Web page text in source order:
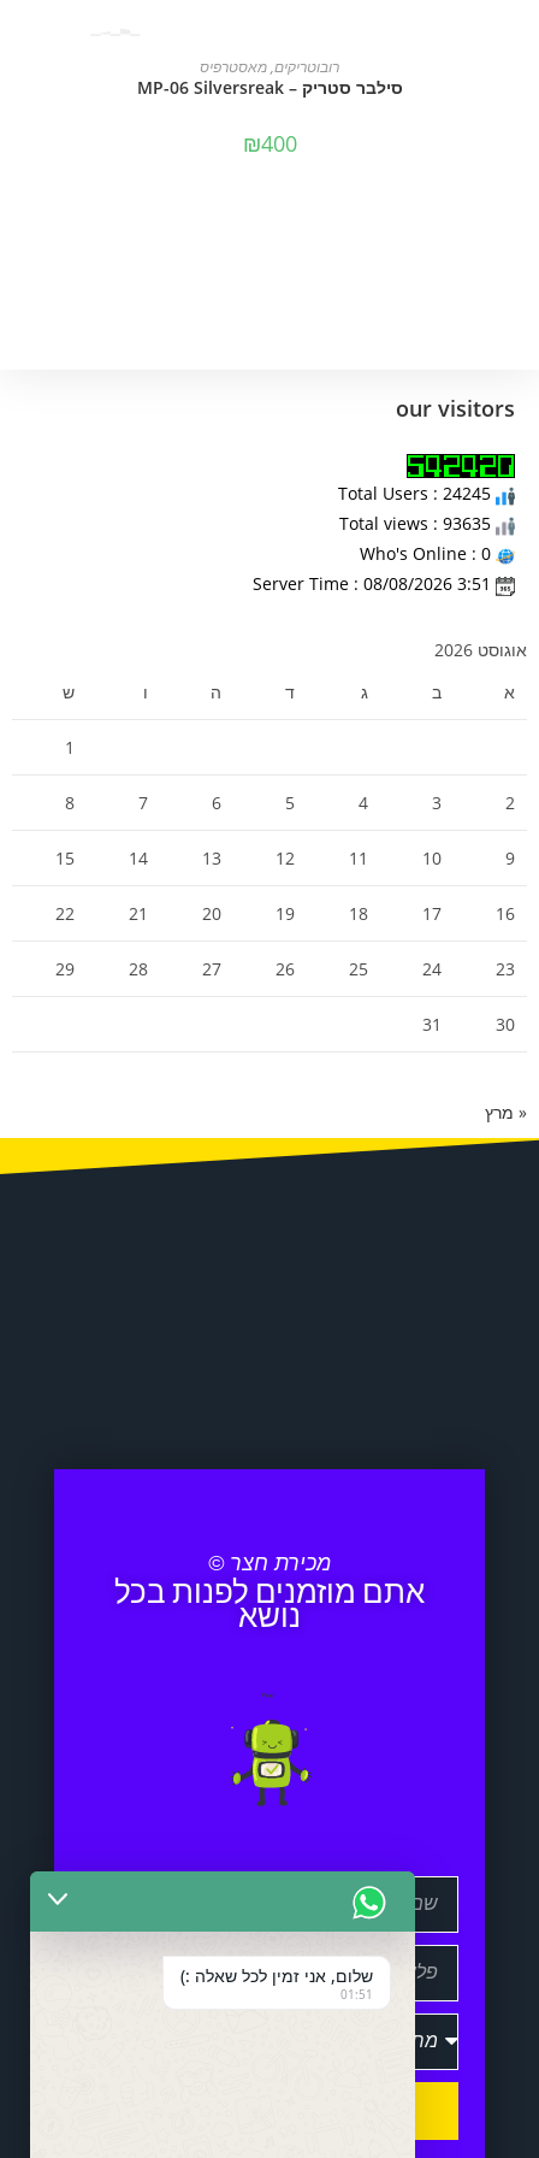
מידע נוסףרובוטריקים,מאסטרפיס
סילבר סטריק – MP-06 Silversreak
₪400
our visitors
אוגוסט 2026
א
ב ג ד ה ו ש
1
2
3
4
5
6
7
8
9
10
11
12
13
14
15
16
17
18
19
20
21
22
23
24
25
26
27
28
29
30
31
« מרץ
מכירת חצר ©
אתם מוזמנים לפנות בכל
נושא
שלום, אני זמין לכל שאלה :)
01:51